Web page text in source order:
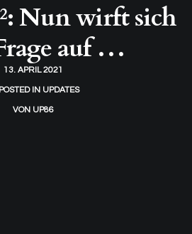
Nun wirft sich
auf …
13. APRIL 2021
IN UPDATES
VON UP86